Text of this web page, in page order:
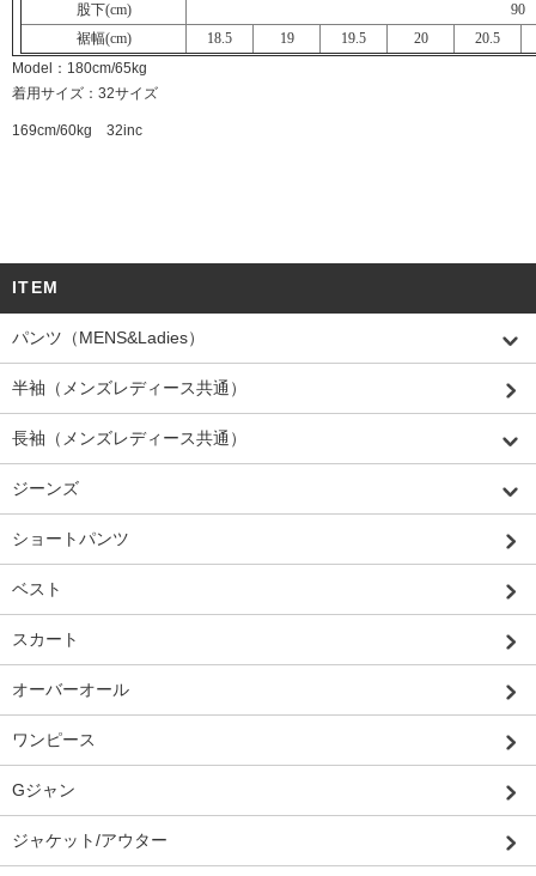
股下(cm)
90
裾幅(cm)
18.5 19 19.5 20
20.5
Model：180cm/65kg
着用サイズ：32サイズ
169cm/60kg 32inc
ITEM
パンツ（MENS&Ladies）
半袖（メンズレディース共通）
長袖（メンズレディース共通）
ジーンズ
ショートパンツ
ベスト
スカート
オーバーオール
ワンピース
Gジャン
ジャケット/アウター